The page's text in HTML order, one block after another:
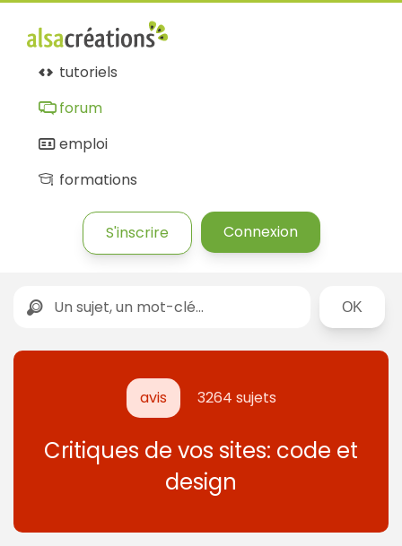
tutoriels
forum
emploi
formations
S'inscrire Connexion
Rechercher
avis 3264 sujets
Critiques de vos sites: code et
design